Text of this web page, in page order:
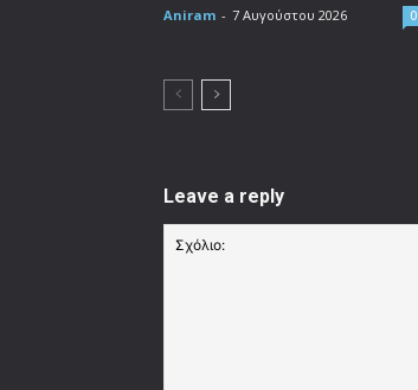
Aniram - 7 Αυγούστου 2026 0
Leave a reply